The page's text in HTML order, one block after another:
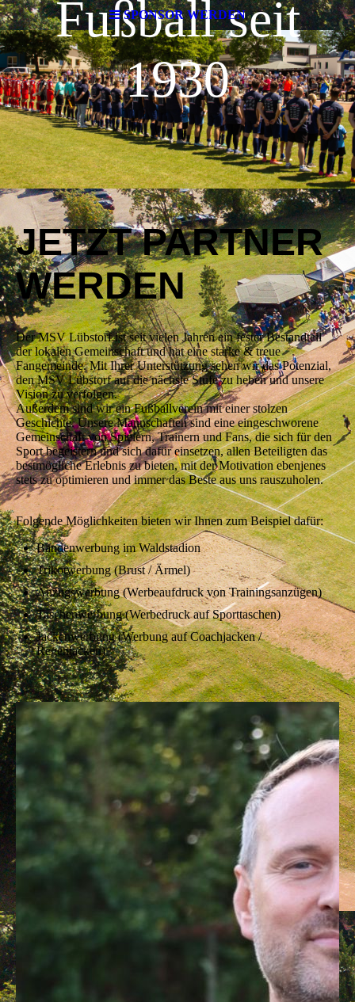
SPONSOR WERDEN
Fußball seit
1930
JETZT PARTNER
WERDEN
Der MSV Lübstorf ist seit vielen Jahren ein fester Bestandteil
der lokalen Gemeinschaft und hat eine starke & treue
Fangemeinde. Mit Ihrer Unterstützung sehen wir das Potenzial,
den MSV Lübstorf auf die nächste Stufe zu heben und unsere
Vision zu verfolgen.
Außerdem sind wir ein Fußballverein mit einer stolzen
Geschichte. Unsere Mannschaften sind eine eingeschworene
Gemeinschaft von Spielern, Trainern und Fans, die sich für den
Sport begeistern und sich dafür einsetzen, allen Beteiligten das
bestmögliche Erlebnis zu bieten, mit der Motivation ebenjenes
stets zu optimieren und immer das Beste aus uns rauszuholen.
Folgende Möglichkeiten bieten wir Ihnen zum Beispiel dafür:
Bandenwerbung im Waldstadion
Trikotwerbung (Brust / Ärmel)
Anzugswerbung (Werbeaufdruck von Trainingsanzügen)
Taschenwerbung (Werbedruck auf Sporttaschen)
Jackenwerbung (Werbung auf Coachjacken /
Regenjacken)